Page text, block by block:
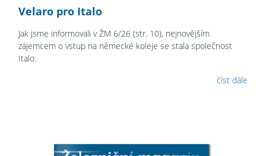
Velaro pro Italo
Jak jsme informovali v ŽM 6/26 (str. 10), nejnovějším
zájemcem o vstup na německé koleje se stala společnost
Italo.
číst dále